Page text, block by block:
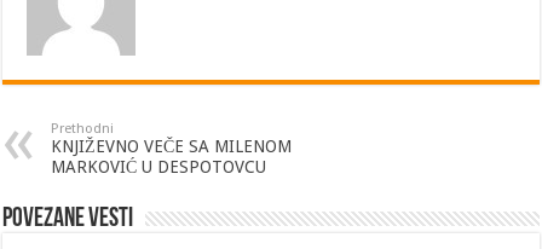
Prethodni
KNJIŽEVNO VEČE SA MILENOM
MARKOVIĆ U DESPOTOVCU
Povezane vesti